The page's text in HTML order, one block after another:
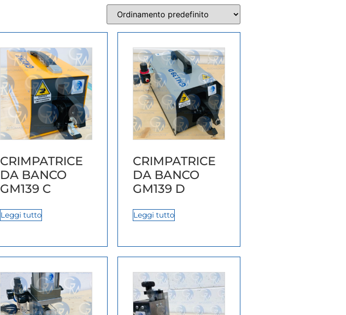
CRIMPATRICE
DA BANCO
GM139 C
Leggi tutto
CRIMPATRICE
DA BANCO
GM139 D
Leggi tutto